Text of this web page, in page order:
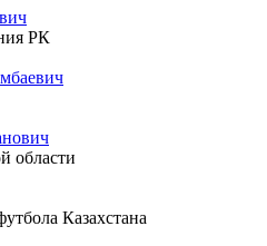
РК
области
Казахстана